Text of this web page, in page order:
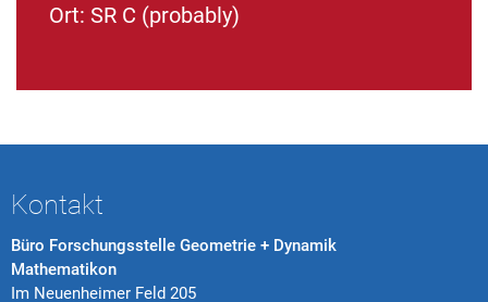
Ort: SR C (probably)
Kontakt
Büro Forschungsstelle Geometrie + Dynamik
Mathematikon
Im Neuenheimer Feld 205